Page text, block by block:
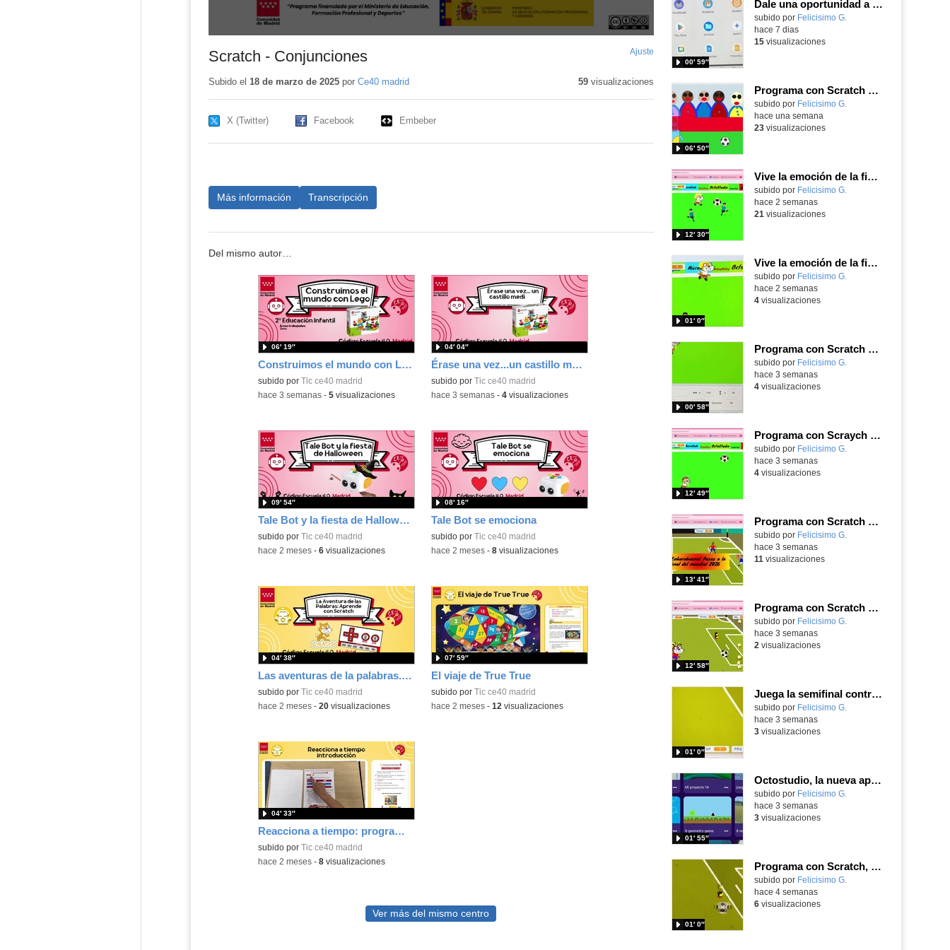
Scratch - Conjunciones Ajuste
pantalla
Subido el 18 de marzo de 2025por Ce40 madrid 59visualizaciones
X (Twitter) Facebook Embeber
Más información Transcripción
Del mismo autor…
Construimos el mundo con Lego
subido por Tic ce40 madrid
06′ 19″
-hace 3 semanas- 5visualizaciones
Érase una vez...un castillo medieval
subido por Tic ce40 madrid
04′ 04″
-hace 3 semanas- 4visualizaciones
Tale Bot y la fiesta de Halloween
subido por Tic ce40 madrid
09′ 54″
-hace 2 meses- 6visualizaciones
Tale Bot se emociona
subido por Tic ce40 madrid
08′ 16″
-hace 2 meses- 8visualizaciones
Las aventuras de la palabras. Aprende con Scratch
subido por Tic ce40 madrid
04′ 38″
-hace 2 meses- 20visualizaciones
El viaje de True True
subido por Tic ce40 madrid
07′ 59″
-hace 2 meses- 12 visualizaciones
Reacciona a tiempo: programación y reflejos con Micro:bit
subido por Tic ce40 madrid
04′ 33″
-hace 2 meses- 8visualizaciones
Ver más del mismo centro
Dale una oportunidad a los Chromebooks y utiliza un proyector para realizar talleres si no tienes pantallas táctiles
Contenido educativo.
subido por Felicisimo G.
00′ 59″
hace 7 dias
15visualizaciones
Programa con Scratch Jr una barrera que se desplaza para dar sensación de movimiento
Contenido educativo.
subido por Felicisimo G.
06′ 50″
hace una semana
23visualizaciones
Vive la emoción de la final del mundial programando con Scratch, un juego de toques y esquivar contrarios
Contenido educativo.
subido por Felicisimo G.
12′ 30″
hace 2 semanas
21 visualizaciones
Vive la emoción de la final del mundial 2026, programando con Scratch un juego de toques.
Contenido educativo.
subido por Felicisimo G.
01′ 0″
hace 2 semanas
4visualizaciones
Programa con Scratch un juego sanferminero con Mikel Merino evitando toros y dando toques al balón.
Contenido educativo.
subido por Felicisimo G.
00′ 58″
hace 3 semanas
4visualizaciones
Programa con Scraych un juego de persecuciones sanfermineras y añade dificultad conduciendo un balón.
Contenido educativo.
subido por Felicisimo G.
12′ 49″
hace 3 semanas
4visualizaciones
Programa con Scratch un juego para vivir la emoción de los centros desde la banda de España
Contenido educativo.
subido por Felicisimo G.
13′ 41″
hace 3 semanas
11 visualizaciones
Programa con Scratch un juego para vivir la emoción del partido de España contra Belgica
Contenido educativo.
subido por Felicisimo G.
12′ 58″
hace 3 semanas
2 visualizaciones
Juega la semifinal contra Francia con un juego utilizando el ángulo para centrar a Nico Williams
Contenido educativo.
subido por Felicisimo G.
01′ 0″
hace 3 semanas
3visualizaciones
Octostudio, la nueva app del MIT entre Scratch Jr y el Scratch de los mayores
Contenido educativo.
subido por Felicisimo G.
01′ 55″
hace 3 semanas
3visualizaciones
Programa con Scratch, un juego tipo frontón para vivir los cuartos de final contra Bélgica
Contenido educativo.
subido por Felicisimo G.
01′ 0″
hace 4 semanas
6visualizaciones